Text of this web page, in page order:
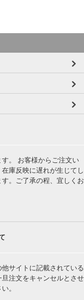
。 お客様からご注文い
庫反映に遅れが生じてし
。ご了承の程、宜しくお
サイトに記載されている
注文をキャンセルとさせ
。